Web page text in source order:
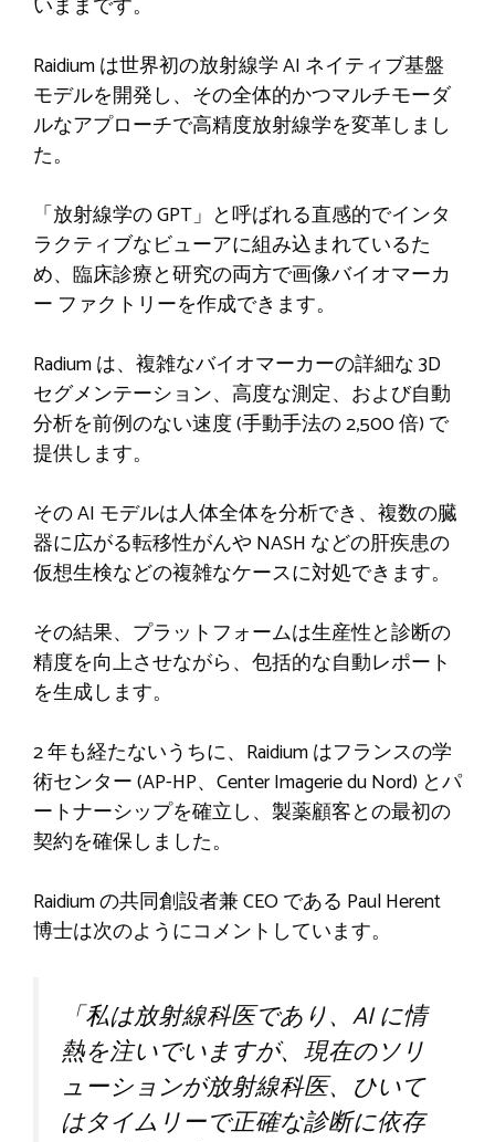
Raidium は世界初の放射線学 AI ネイティブ基盤
モデルを開発し、その全体的かつマルチモーダ
ルなアプローチで高精度放射線学を変革しまし
た。
「放射線学の GPT」と呼ばれる直感的でインタ
ラクティブなビューアに組み込まれているた
め、臨床診療と研究の両方で画像バイオマーカ
ー ファクトリーを作成できます。
Radium は、複雑なバイオマーカーの詳細な 3D
セグメンテーション、高度な測定、および自動
分析を前例のない速度 (手動手法の 2,500 倍) で
提供します。
その AI モデルは人体全体を分析でき、複数の臓
器に広がる転移性がんや NASH などの肝疾患の
仮想生検などの複雑なケースに対処できます。
その結果、プラットフォームは生産性と診断の
精度を向上させながら、包括的な自動レポート
を生成します。
2 年も経たないうちに、Raidium はフランスの学
術センター (AP-HP、Center Imagerie du Nord) とパ
ートナーシップを確立し、製薬顧客との最初の
契約を確保しました。
Raidium の共同創設者兼 CEO である Paul Herent
博士は次のようにコメントしています。
「私は放射線科医であり、AI に情
熱を注いでいますが、現在のソリ
ューションが放射線科医、ひいて
はタイムリーで正確な診断に依存